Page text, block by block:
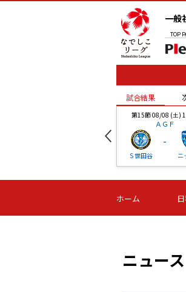
一般
TOP
試合結果
第15節 08/08 (土)
ＡＧＦ
Ｓ世田谷
-
ニ
-
第16節 09/05 (土)
ニッパツ
-
試合結果
ホーム
ニュース